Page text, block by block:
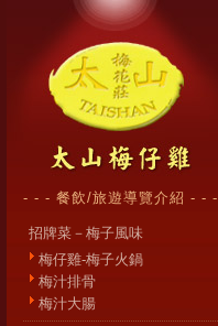
- - - 餐飲/旅遊導覽介紹 - - -
招牌菜－梅子風味
梅仔雞-梅子火鍋
梅汁排骨
梅汁大腸